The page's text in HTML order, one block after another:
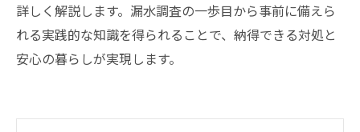
詳しく解説します。漏水調査の一歩目から事前に備えら
れる実践的な知識を得られることで、納得できる対処と
安心の暮らしが実現します。